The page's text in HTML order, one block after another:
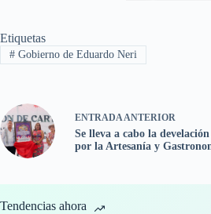
Etiquetas
#Gobierno de Eduardo Neri
ENTRADA ANTERIOR
Se lleva a cabo la
por la Artesanía y
Tendencias ahora